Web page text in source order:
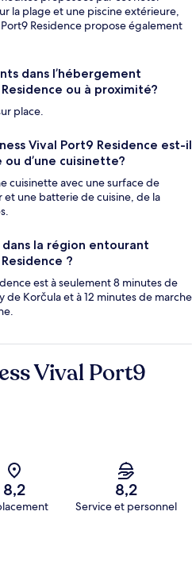
la plage et une piscine extérieure,
Port9 Residence propose également
dans l’hébergement
ou à proximité?
place.
Vival Port9 Residence est-il
ou d’une cuisinette?
cuisinette avec une surface de
une batterie de cuisine, de la
la région entourant
?
est à seulement 8 minutes de
de Korčula et à 12 minutes de marche
Vival Port9
8,2 8,2
Service et personnel